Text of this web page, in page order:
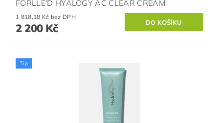
FORLLE'D HYALOGY AC CLEAR CREAM
1 818,18 Kč bez DPH
2 200 Kč
Tip